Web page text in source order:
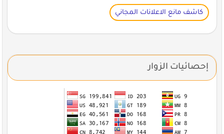
كاشف مانع الاعلانات المجاني
إحصائيات الزوار